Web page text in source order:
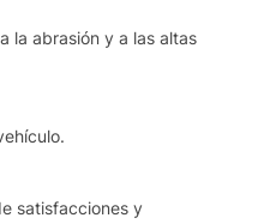
la abrasión y a las altas
satisfacciones y